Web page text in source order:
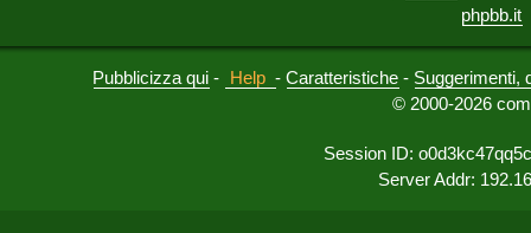
phpbb.it
Pubblicizza qui - Help -Caratteristiche - Suggerimenti,
© 2000-2026
Session ID:
Server Addr: